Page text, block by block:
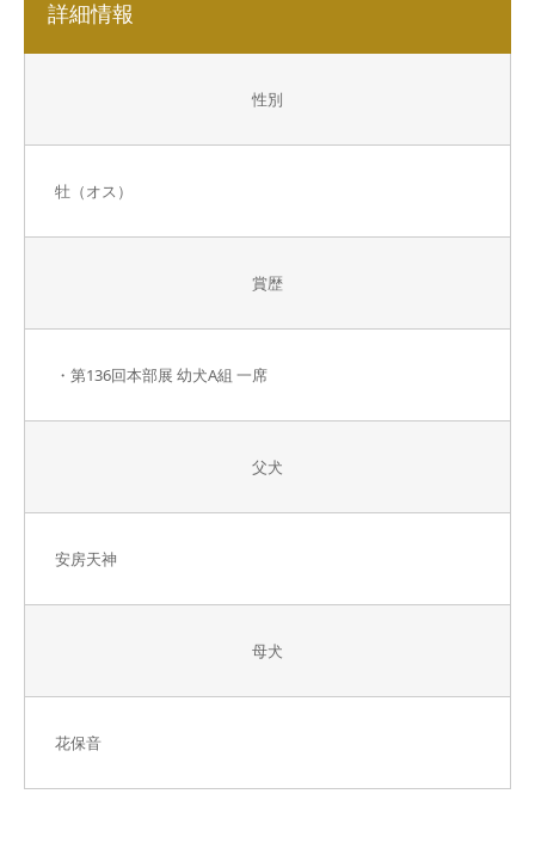
詳細情報
性別
牡（オス）
賞歴
・第136回本部展 幼犬A組 一席
父犬
安房天神
母犬
花保音